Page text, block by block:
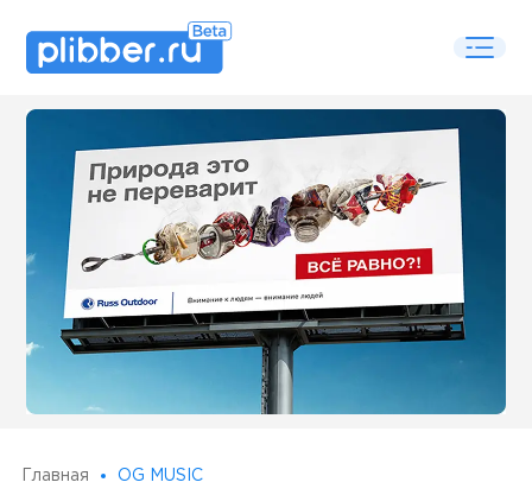
Some SEO Title
Главная OG MUSIC